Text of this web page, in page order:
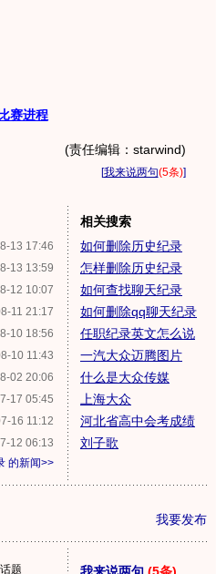
赛进程
(责任编辑：starwind)
[我来说两句(5条)]
13 17:46
13 13:59
12 10:07
11 21:17
10 18:56
10 11:43
02 20:06
17 05:45
16 11:12
12 06:13
的新闻>>
相关搜索
如何删除历史纪录
怎样删除历史纪录
如何查找聊天纪录
如何删除qq聊天纪录
任职纪录英文怎么说
一汽大众迈腾图片
什么是大众传媒
上海大众
河北省高中会考成绩
刘子歌
我要发布
题